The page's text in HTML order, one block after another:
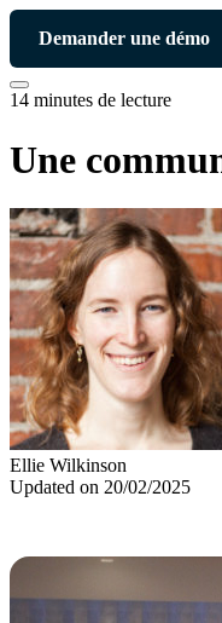
Demander une démo
14 minutes de lecture
Une
Ellie Wilkinson
Updated on 20/02/2025